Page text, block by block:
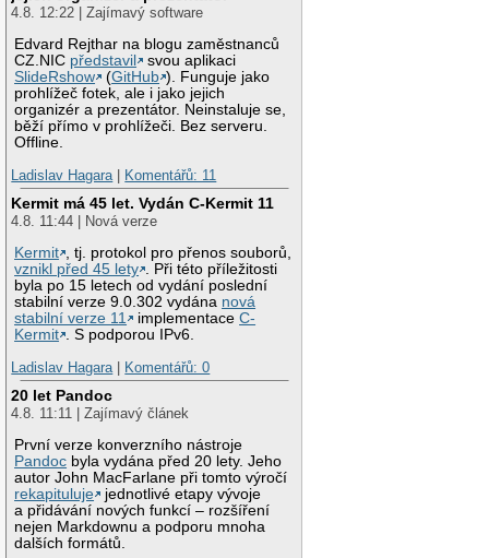
4.8. 12:22 | Zajímavý software
Edvard Rejthar na blogu zaměstnanců
CZ.NIC představil
svou aplikaci
SlideRshow
(GitHub ). Funguje jako
prohlížeč fotek, ale i jako jejich
organizér a prezentátor. Neinstaluje se,
běží přímo v prohlížeči. Bez serveru.
Offline.
Ladislav Hagara | Komentářů: 11
Kermit má 45 let. Vydán C-Kermit 11
4.8. 11:44 | Nová verze
Kermit , tj. protokol pro přenos souborů,
vznikl před 45 lety . Při této příležitosti
byla po 15 letech od vydání poslední
stabilní verze 9.0.302 vydána nová
stabilní verze 11
implementaceC-
Kermit . S podporou IPv6.
Ladislav Hagara | Komentářů: 0
20 let Pandoc
4.8. 11:11 | Zajímavý článek
První verze konverzního nástroje
Pandoc byla vydána před 20 lety. Jeho
autor John MacFarlane při tomto výročí
rekapituluje
jednotlivé etapy vývoje
a přidávání nových funkcí – rozšíření
nejen Markdownu a podporu mnoha
dalších formátů.